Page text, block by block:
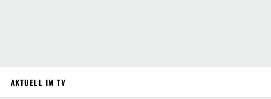
AKTUELL IM TV